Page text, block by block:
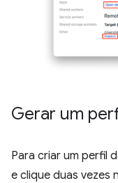
Gerar um
Para criar um perfil
e clique duas vezes